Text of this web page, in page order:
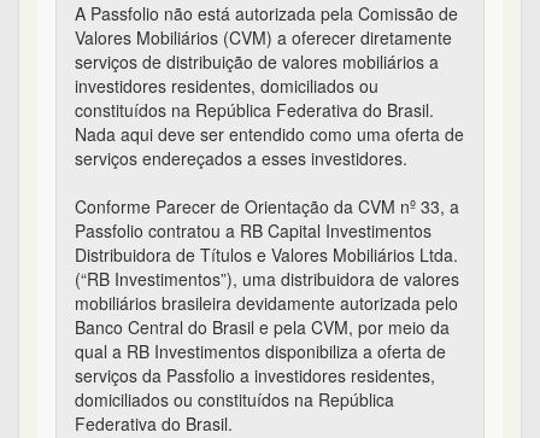
A Passfolio não está autorizada pela Comissão de
Valores Mobiliários (CVM) a oferecer diretamente
serviços de distribuição de valores mobiliários a
investidores residentes, domiciliados ou
constituídos na República Federativa do Brasil.
Nada aqui deve ser entendido como uma oferta de
serviços endereçados a esses investidores.
Conforme Parecer de Orientação da CVM nº 33, a
Passfolio contratou a RB Capital Investimentos
Distribuidora de Títulos e Valores Mobiliários Ltda.
(“RB Investimentos”), uma distribuidora de valores
mobiliários brasileira devidamente autorizada pelo
Banco Central do Brasil e pela CVM, por meio da
qual a RB Investimentos disponibiliza a oferta de
serviços da Passfolio a investidores residentes,
domiciliados ou constituídos na República
Federativa do Brasil.